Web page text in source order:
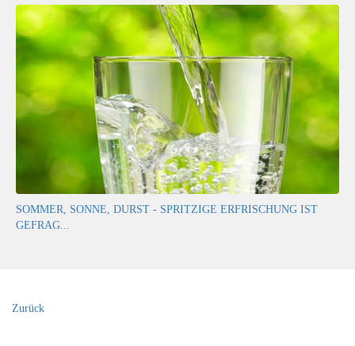
SOMMER, SONNE, DURST - SPRITZIGE ERFRISCHUNG IST
GEFRAG...
Zurück